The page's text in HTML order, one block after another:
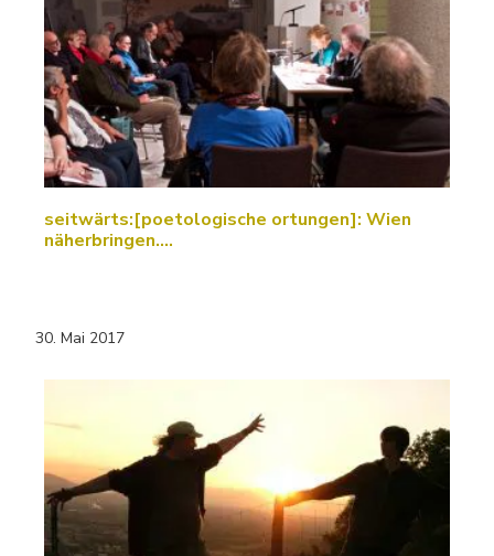
seitwärts:[poetologische ortungen]: Wien
näherbringen....
30. Mai 2017